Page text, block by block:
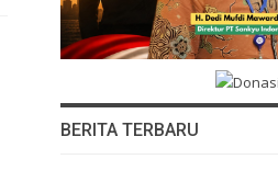
BERITA TERBARU